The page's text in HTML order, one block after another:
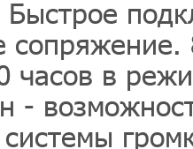
Быстрое
часов в
-
системы